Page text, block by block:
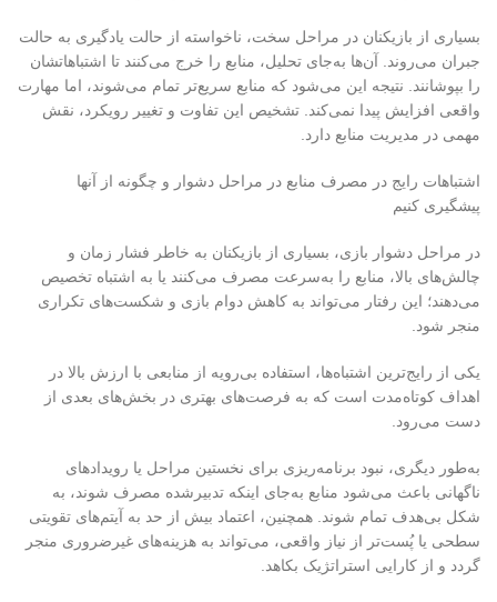
بسیاری از بازیکنان در مراحل سخت، ناخواسته از حالت یادگیری به حالت
جبران می‌روند. آن‌ها به‌جای تحلیل، منابع را خرج می‌کنند تا اشتباهاتشان
را بپوشانند. نتیجه این می‌شود که منابع سریع‌تر تمام می‌شوند، اما مهارت
واقعی افزایش پیدا نمی‌کند. تشخیص این تفاوت و تغییر رویکرد، نقش
مهمی در مدیریت منابع دارد
اشتباهات رایج در مصرف منابع در مراحل دشوار و چگونه از آنها
پیشگیری کنیم
در مراحل دشوار بازی، بسیاری از بازیکنان به خاطر فشار زمان و
چالش‌های بالا، منابع را به‌سرعت مصرف می‌کنند یا به اشتباه تخصیص
می‌دهند؛ این رفتار می‌تواند به کاهش دوام بازی و شکست‌های تکراری
منجر شود.
یکی از رایج‌ترین اشتباه‌ها، استفاده بی‌رویه از منابعی با ارزش بالا در
اهداف کوتاه‌مدت است که به فرصت‌های بهتری در بخش‌های بعدی از
دست می‌رود.
به‌طور دیگری، نبود برنامه‌ریزی برای نخستین مراحل یا رویدادهای
ناگهانی باعث می‌شود منابع به‌جای اینکه تدبیرشده مصرف شوند، به
شکل بی‌هدف تمام شوند. همچنین، اعتماد بیش از حد به آیتم‌های تقویتی
سطحی یا پُست‌تر از نیاز واقعی، می‌تواند به هزینه‌های غیرضروری منجر
گردد و از کارایی استراتژیک بکاهد.